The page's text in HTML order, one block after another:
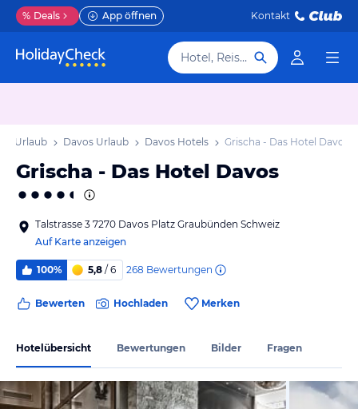
% Deals App öffnen Kontakt
Hotel, Reiseziel
Urlaub Davos Urlaub Davos Hotels Grischa - Das Hotel Davos
Grischa - Das Hotel Davos
Talstrasse 3 7270 Davos Platz Graubünden Schweiz
Auf Karte anzeigen
100% 5,8 / 6 268 Bewertungen
Bewerten Hochladen Merken
Hotelübersicht Bewertungen Bilder Fragen